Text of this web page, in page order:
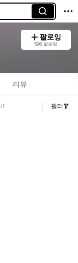
팔로잉
596 팔로워
리뷰
필터